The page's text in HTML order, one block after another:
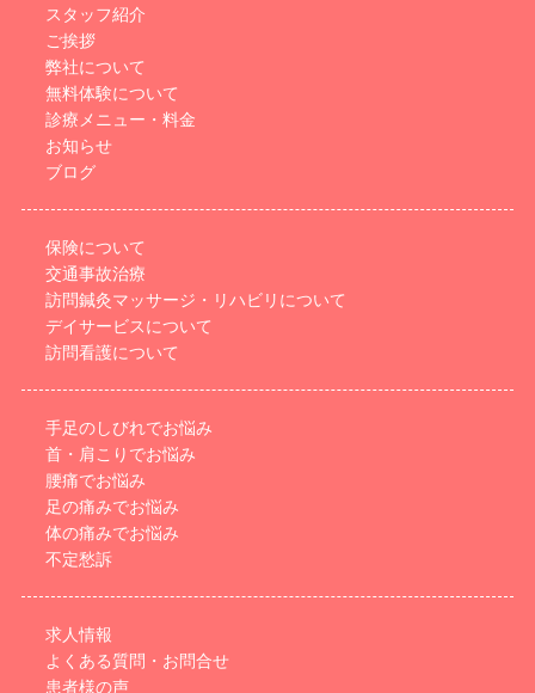
スタッフ紹介
ご挨拶
弊社について
無料体験について
診療メニュー・料金
お知らせ
ブログ
保険について
交通事故治療
訪問鍼灸マッサージ・リハビリについて
デイサービスについて
訪問看護について
手足のしびれでお悩み
首・肩こりでお悩み
腰痛でお悩み
足の痛みでお悩み
体の痛みでお悩み
不定愁訴
求人情報
よくある質問・お問合せ
患者様の声